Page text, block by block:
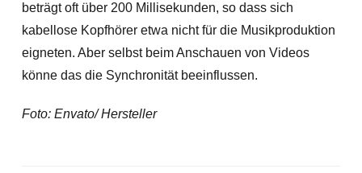
beträgt oft über 200 Millisekunden, so dass sich
kabellose Kopfhörer etwa nicht für die Musikproduktion
eigneten. Aber selbst beim Anschauen von Videos
könne das die Synchronität beeinflussen.
Foto: Envato/ Hersteller